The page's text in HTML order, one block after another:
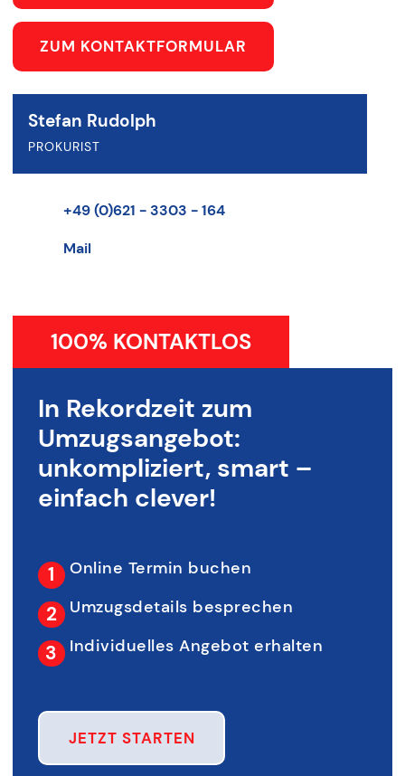
ZUM KONTAKTFORMULAR
Stefan Rudolph
PROKURIST
+49 (0)621 - 3303 - 164
Mail
100% KONTAKTLOS
In Rekordzeit zum
Umzugsangebot:
unkompliziert, smart –
einfach clever!
Online Termin buchen
Umzugsdetails besprechen
Individuelles Angebot erhalten
JETZT STARTEN